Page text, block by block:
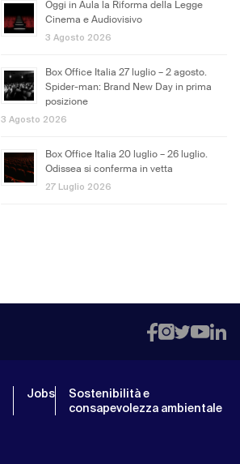
Oggi in Aula la Riforma della Legge
Cinema e Audiovisivo
3 Agosto 2026
Box Office Italia 27 luglio – 2 agosto.
Spider-man: Brand New Day in prima
posizione
3 Agosto 2026
Box Office Italia 20 luglio – 26 luglio.
Odissea si conferma in vetta
27 Luglio 2026
Jobs
Sostenibilità e
consapevolezza ambientale